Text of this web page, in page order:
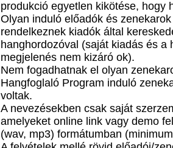
produkció egyetlen kikötése, hogy
Olyan induló előadók és
rendelkeznek kiadók által
hanghordozóval (saját kiadás és a
megjelenés nem kizáró ok).
Nem fogadhatnak el olyan
Hangfoglaló Program induló
voltak.
A nevezésekben csak saját
amelyeket online link vagy demo
(wav, mp3) formátumban